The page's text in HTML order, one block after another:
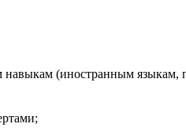
(иностранным